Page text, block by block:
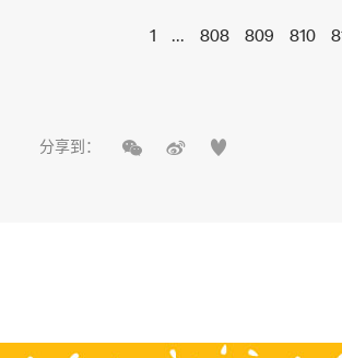
1 ... 808 809 810
分享到：   